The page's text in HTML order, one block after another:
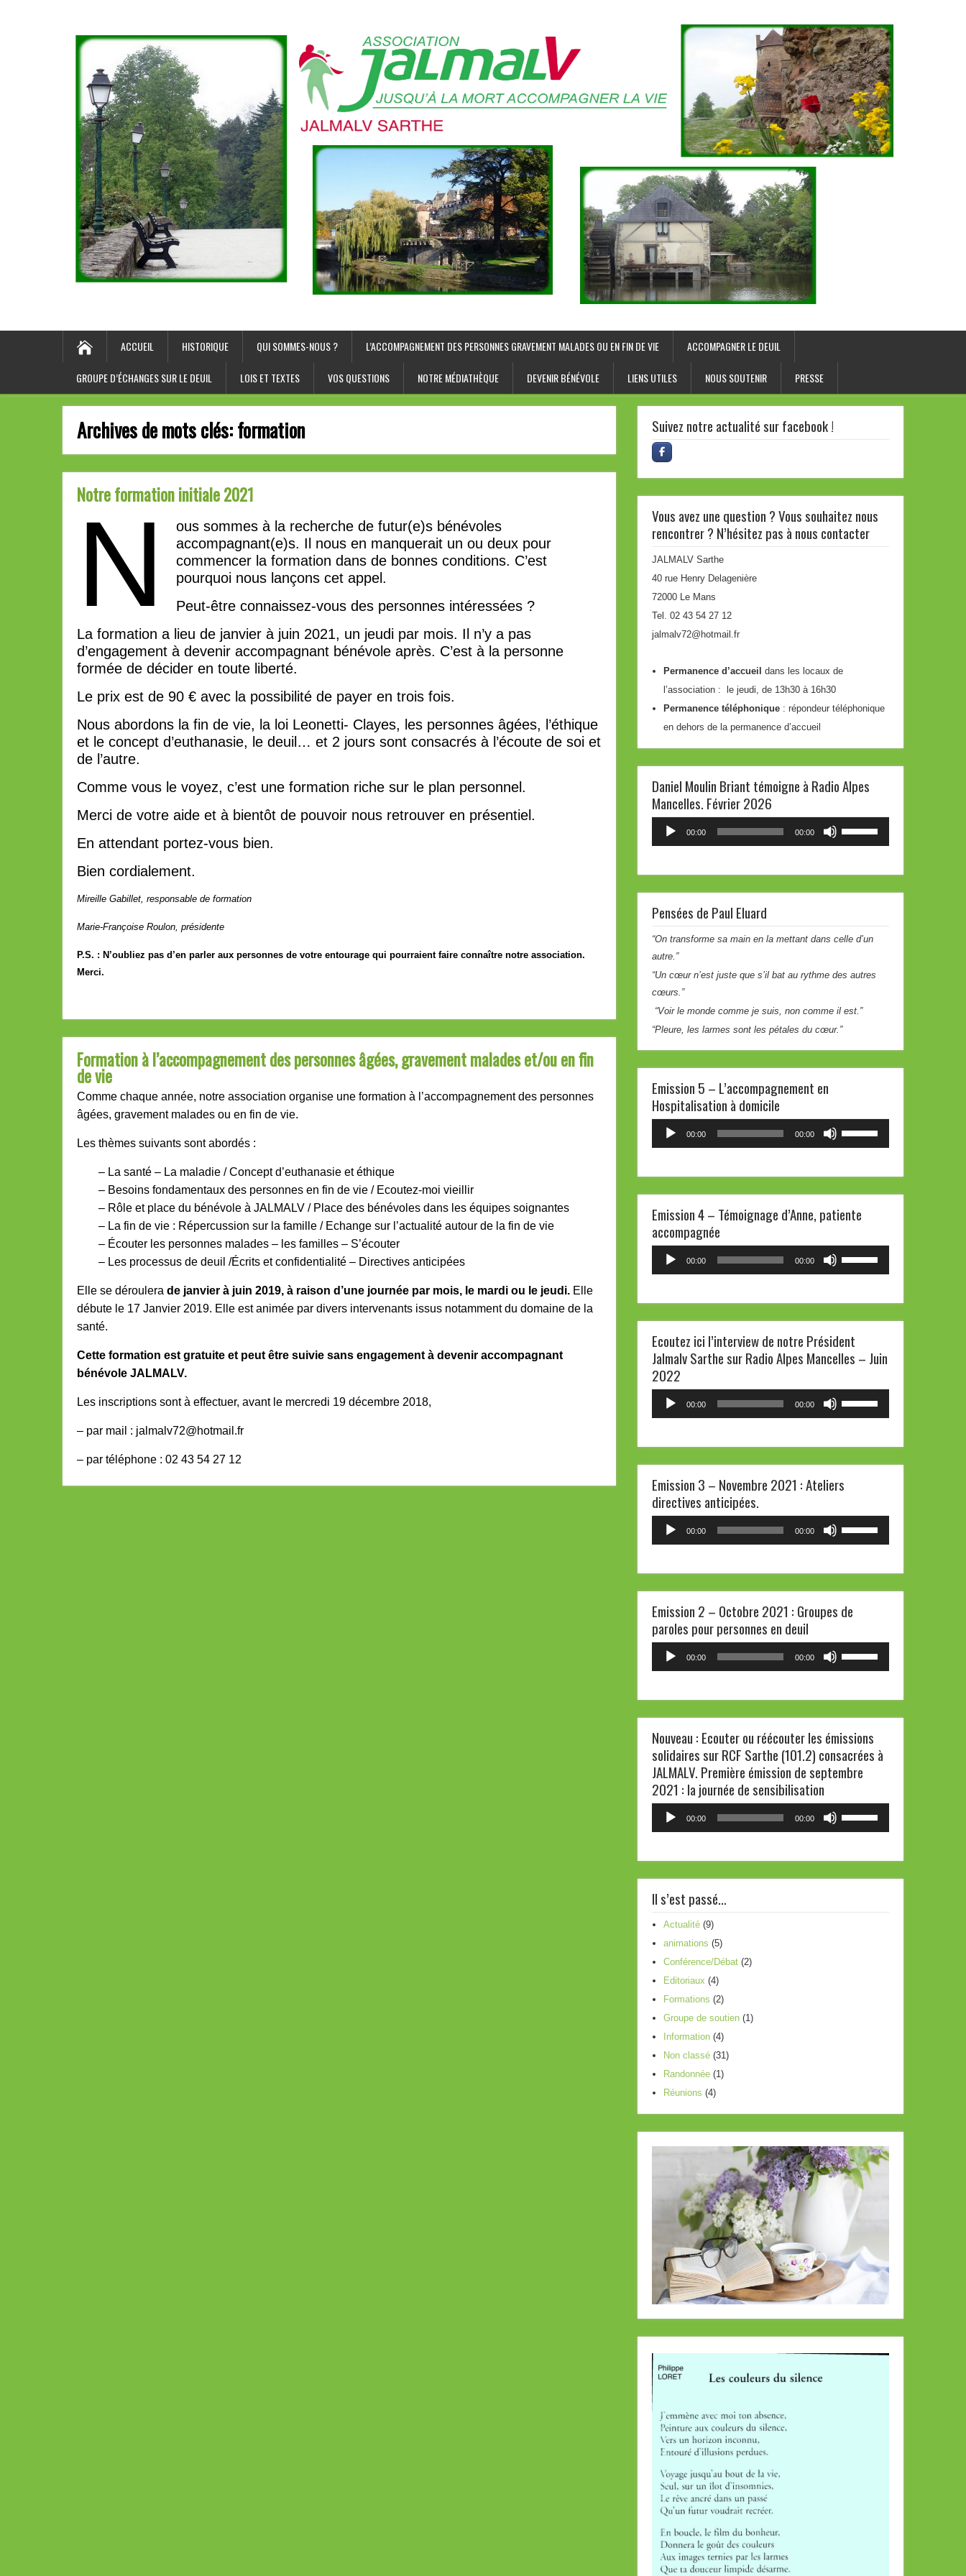
ACCUEIL HISTORIQUE QUI SOMMES-NOUS ? L’ACCOMPAGNEMENT DES PERSONNES GRAVEMENT MALADES OU EN FIN DE VIE ACCOMPAGNER LE DEUIL
GROUPE D’ÉCHANGES SUR LE DEUIL LOIS ET TEXTES VOS QUESTIONS NOTRE MÉDIATHÈQUE DEVENIR BÉNÉVOLE LIENS UTILES NOUS SOUTENIR PRESSE
Archives de mots clés:formation
Notre formation initiale 2021
N
ous sommes à la recherche de futur(e)s bénévoles
accompagnant(e)s. Il nous en manquerait un ou deux pour
commencer la formation dans de bonnes conditions. C’est
pourquoi nous lançons cet appel.
Peut-être connaissez-vous des personnes intéressées ?
La formation a lieu de janvier à juin 2021, un jeudi par mois. Il n’y a pas
d’engagement à devenir accompagnant bénévole après. C’est à la personne
formée de décider en toute liberté.
Le prix est de 90 € avec la possibilité de payer en trois fois.
Nous abordons la fin de vie, la loi Leonetti- Clayes, les personnes âgées, l’éthique
et le concept d’euthanasie, le deuil… et 2 jours sont consacrés à l’écoute de soi et
de l’autre.
Comme vous le voyez, c’est une formation riche sur le plan personnel.
Merci de votre aide et à bientôt de pouvoir nous retrouver en présentiel.
En attendant portez-vous bien.
Bien cordialement.
Mireille Gabillet, responsable de formation
Marie-Françoise Roulon, présidente
P.S. : N’oubliez pas d’en parler aux personnes de votre entourage qui pourraient faire connaître notre association.
Merci.
Formation à l’accompagnement des personnes âgées, gravement malades et/ou en fin
de vie
Comme chaque année, notre association organise une formation à l’accompagnement des personnes
âgées, gravement malades ou en fin de vie.
Les thèmes suivants sont abordés :
– La santé – La maladie / Concept d’euthanasie et éthique
– Besoins fondamentaux des personnes en fin de vie / Ecoutez-moi vieillir
– Rôle et place du bénévole à JALMALV / Place des bénévoles dans les équipes soignantes
– La fin de vie : Répercussion sur la famille / Echange sur l’actualité autour de la fin de vie
– Écouter les personnes malades – les familles – S’écouter
– Les processus de deuil /Écrits et confidentialité – Directives anticipées
Elle se déroulera de janvier à juin 2019, à raison d’une journée par mois, le mardi ou le jeudi. Elle
débute le 17 Janvier 2019. Elle est animée par divers intervenants issus notamment du domaine de la
santé.
Cette formation est gratuite et peut être suivie sans engagement à devenir accompagnant
bénévole JALMALV.
Les inscriptions sont à effectuer, avant le mercredi 19 décembre 2018,
– par mail : jalmalv72@hotmail.fr
– par téléphone : 02 43 54 27 12
Suivez notre actualité sur facebook !
Vous avez une question ? Vous souhaitez nous
rencontrer ? N’hésitez pas à nous contacter
JALMALV Sarthe
40 rue Henry Delagenière
72000 Le Mans
Tel. 02 43 54 27 12
jalmalv72@hotmail.fr
Permanence d’accueil dans les locaux de
l’association : le jeudi, de 13h30 à 16h30
Permanence téléphonique : répondeur téléphonique
en dehors de la permanence d’accueil
Daniel Moulin Briant témoigne à Radio Alpes
Mancelles. Février 2026
Lecteur
00:00 00:00
haut/bas
pour
diminuer
volume.
Pensées de Paul Eluard
“On transforme sa main en la mettant dans celle d’un
autre.”
“Un cœur n’est juste que s’il bat au rythme des autres
cœurs.”
“Voir le monde comme je suis, non comme il est.”
“Pleure, les larmes sont les pétales du cœur.”
Emission 5 – L’accompagnement en
Hospitalisation à domicile
Lecteur
00:00 00:00
haut/bas
pour
augmenter
diminuer
le
Emission 4 – Témoignage d’Anne, patiente
accompagnée
Lecteur
00:00 00:00
haut/bas
pour
augmenter
ou
le
volume.
Ecoutez ici l’interview de notre Président
Jalmalv Sarthe sur Radio Alpes Mancelles – Juin
2022
Lecteur
00:00 00:00
haut/bas
pour
augmenter
diminuer
le
Emission 3 – Novembre 2021 : Ateliers
directives anticipées.
Lecteur
00:00 00:00
haut/bas
pour
augmenter
diminuer
le
Emission 2 – Octobre 2021 : Groupes de
paroles pour personnes en deuil
Lecteur
00:00 00:00
haut/bas
pour
augmenter
ou
diminuer
volume.
Nouveau : Ecouter ou réécouter les émissions
solidaires sur RCF Sarthe (101.2) consacrées à
JALMALV. Première émission de septembre
2021 : la journée de sensibilisation
Lecteur
00:00 00:00
haut/bas
pour
Il s’est passé…
Actualité (9)
animations (5)
Conférence/Débat (2)
Editoriaux (4)
Formations (2)
Groupe de soutien (1)
Information (4)
Non classé (31)
Randonnée (1)
Réunions (4)